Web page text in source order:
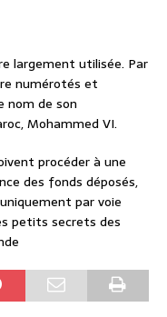
largement utilisée. Par
numérotés et
nom de son
Mohammed VI.
procéder à une
des fonds déposés,
par voie
petits secrets des